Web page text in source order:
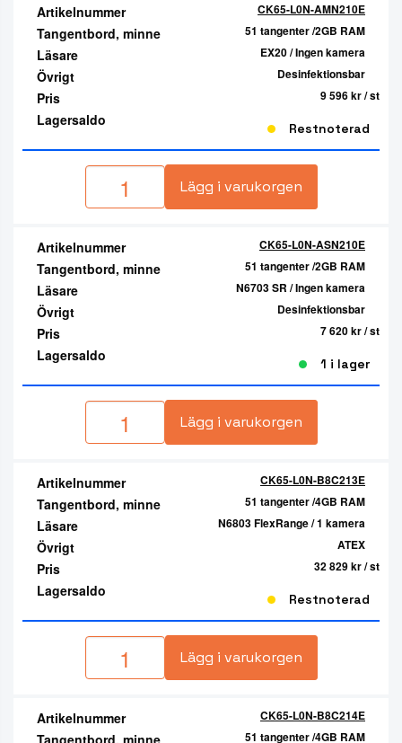
Artikelnummer CK65-L0N-AMN210E
Tangentbord, minne 51 tangenter /2GB RAM
Läsare EX20 / Ingen kamera
Övrigt Desinfektionsbar
Pris 9 596 kr/ st
Lagersaldo Restnoterad
Lägg i varukorgen
Artikelnummer CK65-L0N-ASN210E
Tangentbord, minne 51 tangenter /2GB RAM
Läsare N6703 SR / Ingen kamera
Övrigt Desinfektionsbar
Pris 7 620 kr/ st
Lagersaldo 1 i lager
Lägg i varukorgen
Artikelnummer CK65-L0N-B8C213E
Tangentbord, minne 51 tangenter /4GB RAM
Läsare N6803 FlexRange / 1 kamera
Övrigt ATEX
Pris 32 829 kr/ st
Lagersaldo Restnoterad
Lägg i varukorgen
Artikelnummer CK65-L0N-B8C214E
51 tangenter /4GB RAM